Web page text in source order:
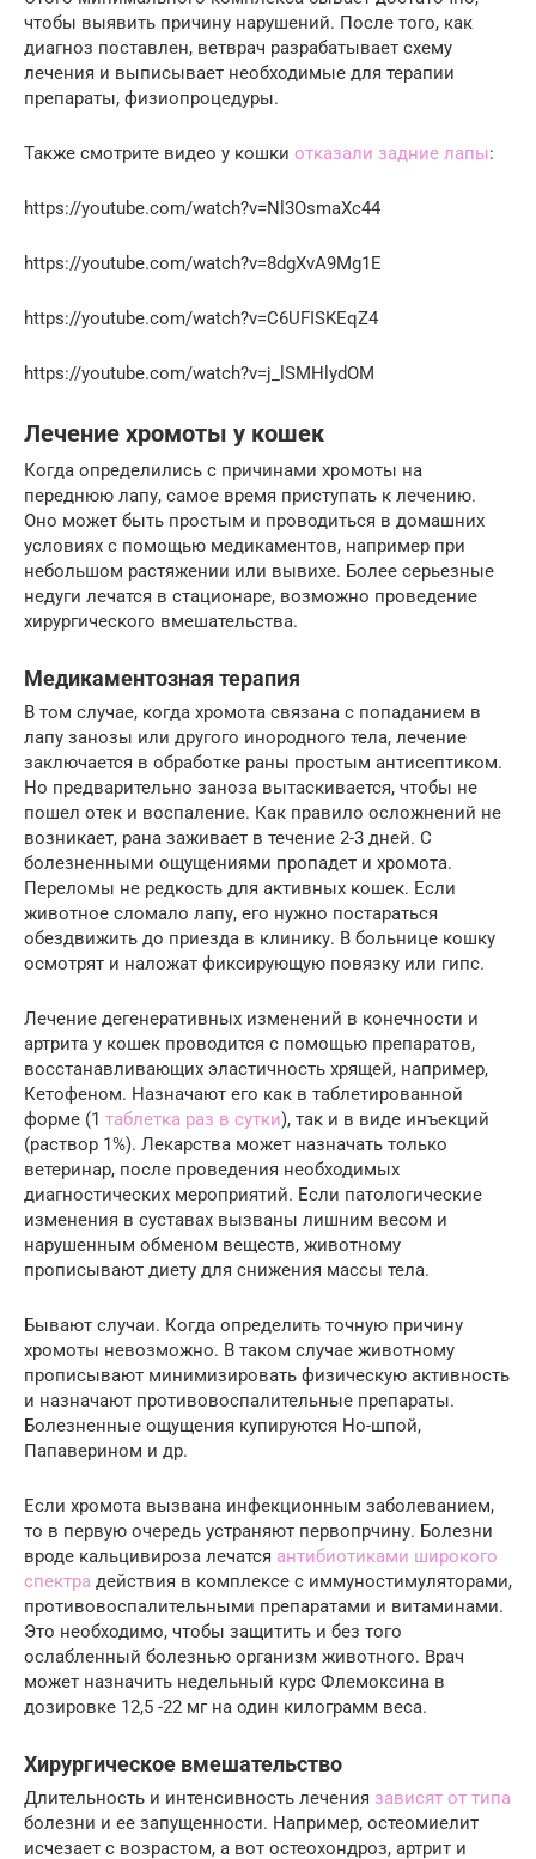
чтобы выявить причину нарушений. После того, как
диагноз поставлен, ветврач разрабатывает схему
лечения и выписывает необходимые для терапии
препараты, физиопроцедуры.
Также смотрите видео у кошки отказали задние лапы:
https://youtube.com/watch?v=Nl3OsmaXc44
https://youtube.com/watch?v=8dgXvA9Mg1E
https://youtube.com/watch?v=C6UFISKEqZ4
https://youtube.com/watch?v=j_lSMHlydOM
Лечение хромоты у кошек
Когда определились с причинами хромоты на
переднюю лапу, самое время приступать к лечению.
Оно может быть простым и проводиться в домашних
условиях с помощью медикаментов, например при
небольшом растяжении или вывихе. Более серьезные
недуги лечатся в стационаре, возможно проведение
хирургического вмешательства.
Медикаментозная терапия
В том случае, когда хромота связана с попаданием в
лапу занозы или другого инородного тела, лечение
заключается в обработке раны простым антисептиком.
Но предварительно заноза вытаскивается, чтобы не
пошел отек и воспаление. Как правило осложнений не
возникает, рана заживает в течение 2-3 дней. С
болезненными ощущениями пропадет и хромота.
Переломы не редкость для активных кошек. Если
животное сломало лапу, его нужно постараться
обездвижить до приезда в клинику. В больнице кошку
осмотрят и наложат фиксирующую повязку или гипс.
Лечение дегенеративных изменений в конечности и
артрита у кошек проводится с помощью препаратов,
восстанавливающих эластичность хрящей, например,
Кетофеном. Назначают его как в таблетированной
форме (1 таблетка раз в сутки), так и в виде инъекций
(раствор 1%). Лекарства может назначать только
ветеринар, после проведения необходимых
диагностических мероприятий. Если патологические
изменения в суставах вызваны лишним весом и
нарушенным обменом веществ, животному
прописывают диету для снижения массы тела.
Бывают случаи. Когда определить точную причину
хромоты невозможно. В таком случае животному
прописывают минимизировать физическую активность
и назначают противовоспалительные препараты.
Болезненные ощущения купируются Но-шпой,
Папаверином и др.
Если хромота вызвана инфекционным заболеванием,
то в первую очередь устраняют первопрчину. Болезни
вроде кальцивироза лечатся антибиотиками широкого
спектра действия в комплексе с иммуностимуляторами,
противовоспалительными препаратами и витаминами.
Это необходимо, чтобы защитить и без того
ослабленный болезнью организм животного. Врач
может назначить недельный курс Флемоксина в
дозировке 12,5 -22 мг на один килограмм веса.
Хирургическое вмешательство
Длительность и интенсивность лечения зависят от типа
болезни и ее запущенности. Например, остеомиелит
исчезает с возрастом, а вот остеохондроз, артрит и